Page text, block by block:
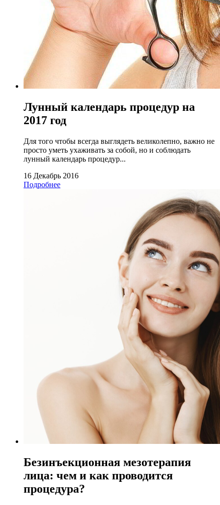
Лунный календарь процедур на
2017 год
Для того чтобы всегда выглядеть великолепно, важно не
просто уметь ухаживать за собой, но и соблюдать
лунный календарь процедур...
16 Декабрь 2016
Подробнее
Безинъекционная мезотерапия
лица: чем и как проводится
процедура?